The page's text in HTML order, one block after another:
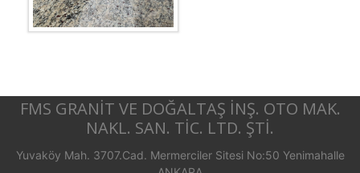
FMS GRANİT VE DOĞALTAŞ İNŞ. OTO MAK.
NAKL. SAN. TİC. LTD. ŞTİ.
Yuvaköy Mah. 3707.Cad. Mermerciler Sitesi No:50 Yenimahalle